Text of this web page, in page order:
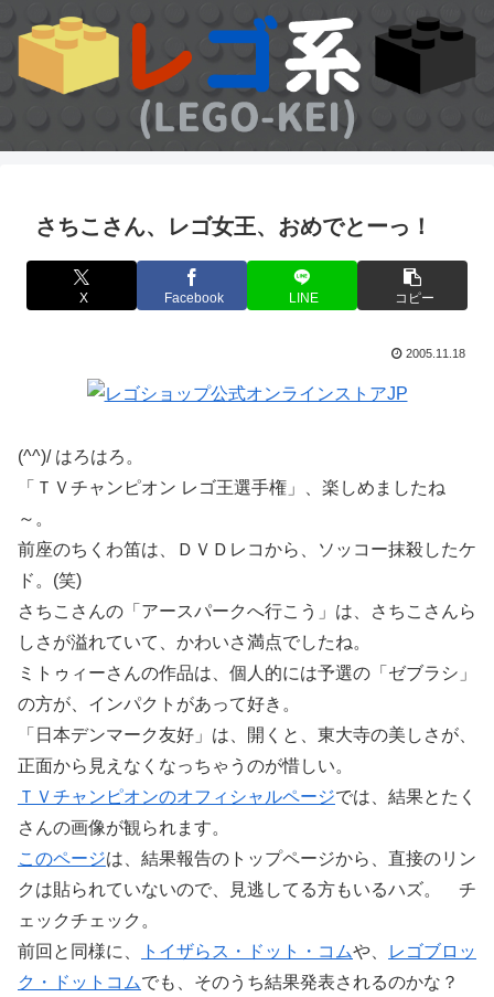
さちこさん、レゴ女王、おめでとーっ！
X Facebook LINE コピー
2005.11.18
(^^)/ はろはろ。
「ＴＶチャンピオン レゴ王選手権」、楽しめましたね
～。
前座のちくわ笛は、ＤＶＤレコから、ソッコー抹殺したケ
ド。(笑)
さちこさんの「アースパークへ行こう」は、さちこさんら
しさが溢れていて、かわいさ満点でしたね。
ミトゥィーさんの作品は、個人的には予選の「ゼブラシ」
の方が、インパクトがあって好き。
「日本デンマーク友好」は、開くと、東大寺の美しさが、
正面から見えなくなっちゃうのが惜しい。
ＴＶチャンピオンのオフィシャルページでは、結果とたく
さんの画像が観られます。
このページは、結果報告のトップページから、直接のリン
クは貼られていないので、見逃してる方もいるハズ。 チ
ェックチェック。
前回と同様に、
トイザらス・ドット・コムや、
レゴブロッ
ク・ドットコムでも、そのうち結果発表されるのかな？